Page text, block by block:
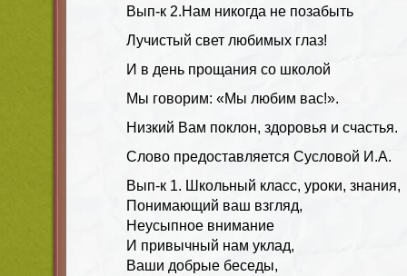
Вып-к 2.Нам никогда не позабыть
Лучистый свет любимых глаз!
И в день прощания со школой
Мы говорим: «Мы любим вас!».
Низкий Вам поклон, здоровья и счастья.
Слово предоставляется Сусловой И.А.
Вып-к 1. Школьный класс, уроки, знания,
Понимающий ваш взгляд,
Неусыпное внимание
И привычный нам уклад,
Ваши добрые беседы,